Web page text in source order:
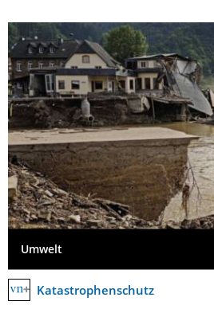
Umwelt
Katastrophenschutz